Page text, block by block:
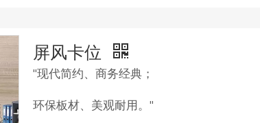
屏风卡位
"现代简约、商务经典；
环保板材、美观耐用。"